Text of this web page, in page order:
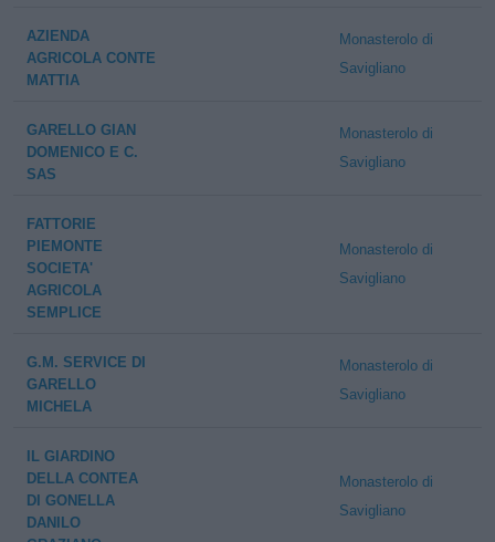
AZIENDA
AGRICOLA CONTE
MATTIA
Monasterolo di
Savigliano
GARELLO GIAN
DOMENICO E C.
SAS
Monasterolo di
Savigliano
FATTORIE
PIEMONTE
SOCIETA'
AGRICOLA
SEMPLICE
Monasterolo di
Savigliano
G.M. SERVICE DI
GARELLO
MICHELA
Monasterolo di
Savigliano
IL GIARDINO
DELLA CONTEA
DI GONELLA
DANILO
Monasterolo di
Savigliano